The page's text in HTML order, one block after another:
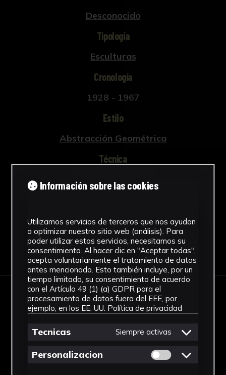
Desconocido
Tipología
Esculturas
Cronología
1928 - 1967
Estilo
Abstracción Geométrica
Técnica
Tallada
Ver más
Descargar Ficha
IMÁGENES
Información sobre las cookies
Utilizamos servicios de terceros que nos ayudan
a optimizar nuestro sitio web (análisis). Para
poder utilizar estos servicios, necesitamos su
consentimiento. Al hacer clic en "Aceptar todas",
acepta voluntariamente el tratamiento de datos
antes mencionado. Esto también incluye, por un
tiempo limitado, su consentimiento de acuerdo
con el Artículo 49 (1) (a) GDPR para el
procesamiento de datos fuera del EEE, por
ejemplo, en los EE. UU. Política de privacidad
Tecnicas Siempre activas
Personalizacion Permitir cookies